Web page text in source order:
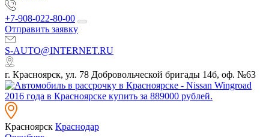
+7-908-022-80-00
Отправить заявку
S-AUTO@INTERNET.RU
г. Красноярск, ул. 78 Добровольческой бригады 14б, оф. №63
Красноярск Краснодар